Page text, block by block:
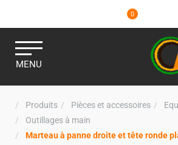
0
MENU
Produits Pièces et accessoires
Outillages à main
Marteau à panne droite et tête ronde